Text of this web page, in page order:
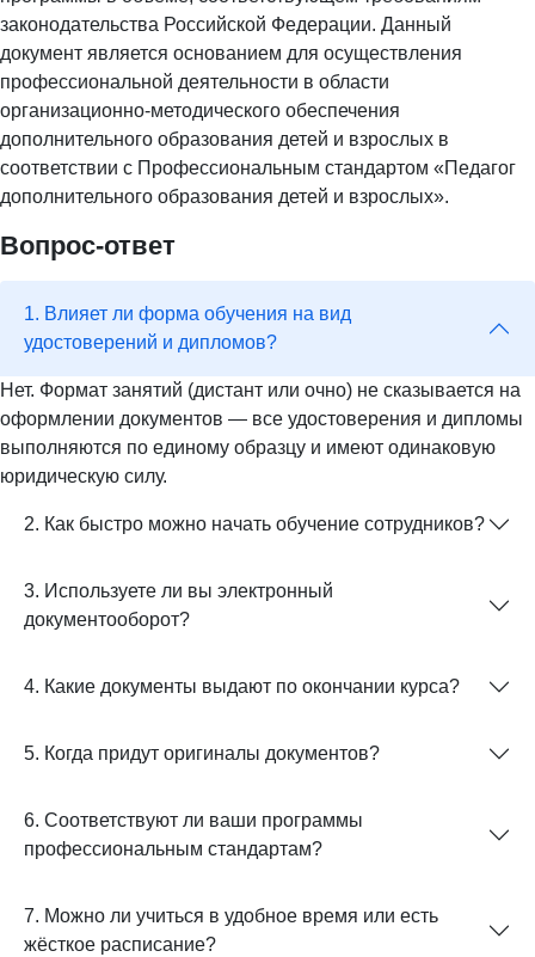
законодательства Российской Федерации. Данный
документ является основанием для осуществления
профессиональной деятельности в области
организационно-методического обеспечения
дополнительного образования детей и взрослых в
соответствии с Профессиональным стандартом «Педагог
дополнительного образования детей и взрослых».
Вопрос-ответ
1. Влияет ли форма обучения на вид
удостоверений и дипломов?
Нет. Формат занятий (дистант или очно) не сказывается на
оформлении документов — все удостоверения и дипломы
выполняются по единому образцу и имеют одинаковую
юридическую силу.
2. Как быстро можно начать обучение сотрудников?
3. Используете ли вы электронный
документооборот?
4. Какие документы выдают по окончании курса?
5. Когда придут оригиналы документов?
6. Соответствуют ли ваши программы
профессиональным стандартам?
7. Можно ли учиться в удобное время или есть
жёсткое расписание?